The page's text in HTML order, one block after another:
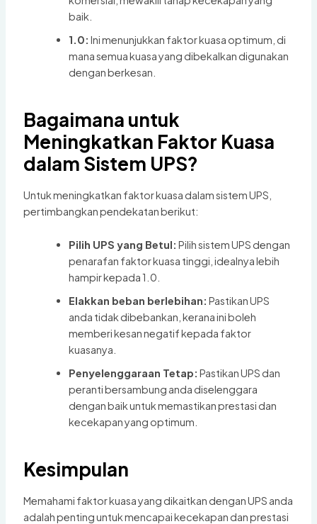
baik.
1.0: Ini menunjukkan faktor kuasa optimum, di
mana semua kuasa yang dibekalkan digunakan
dengan berkesan.
Bagaimana untuk
Meningkatkan Faktor Kuasa
dalam Sistem UPS?
Untuk meningkatkan faktor kuasa dalam sistem UPS,
pertimbangkan pendekatan berikut:
Pilih UPS yang Betul: Pilih sistem UPS dengan
penarafan faktor kuasa tinggi, idealnya lebih
hampir kepada 1.0.
Elakkan beban berlebihan: Pastikan UPS
anda tidak dibebankan, kerana ini boleh
memberi kesan negatif kepada faktor
kuasanya.
Penyelenggaraan Tetap: Pastikan UPS dan
peranti bersambung anda diselenggara
dengan baik untuk memastikan prestasi dan
kecekapan yang optimum.
Kesimpulan
Memahami faktor kuasa yang dikaitkan dengan UPS anda
adalah penting untuk mencapai kecekapan dan prestasi